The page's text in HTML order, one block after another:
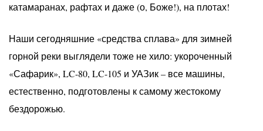
катамаранах, рафтах и даже (о, Боже!), на плотах!
Наши сегодняшние «средства сплава» для зимней
горной реки выглядели тоже не хило: укороченный
«Сафарик», LC-80, LC-105 и УАЗик – все машины,
естественно, подготовлены к самому жестокому
бездорожью.